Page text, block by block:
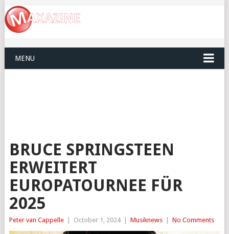
MENU
BRUCE SPRINGSTEEN
ERWEITERT
EUROPATOURNEE FÜR
2025
Peter van Cappelle October 1, 2024 Musiknews No Comments